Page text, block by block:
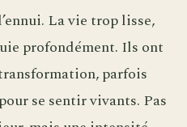
La vie trop lisse,
profondément. Ils ont
parfois
se sentir vivants. Pas